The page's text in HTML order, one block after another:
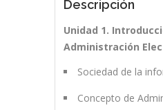
Descripción
Unidad 1.
Administración
Sociedad de la
Concepto de